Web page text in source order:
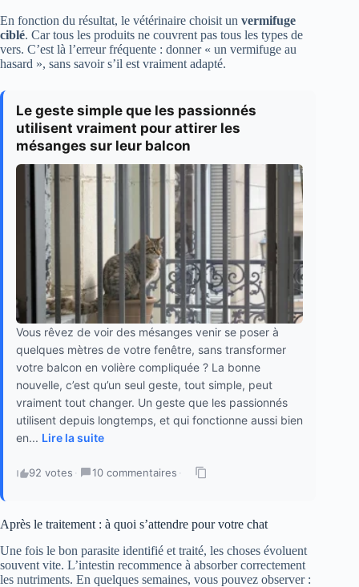
En fonction du résultat, le vétérinaire choisit un vermifuge
ciblé. Car tous les produits ne couvrent pas tous les types de
vers. C’est là l’erreur fréquente : donner « un vermifuge au
hasard », sans savoir s’il est vraiment adapté.
Le geste simple que les passionnés
utilisent vraiment pour attirer les
mésanges sur leur balcon
Vous rêvez de voir des mésanges venir se poser à
quelques mètres de votre fenêtre, sans transformer
votre balcon en volière compliquée ? La bonne
nouvelle, c’est qu’un seul geste, tout simple, peut
vraiment tout changer. Un geste que les passionnés
utilisent depuis longtemps, et qui fonctionne aussi bien
en... Lire la suite
92 votes · 10 commentaires ·
Après le traitement : à quoi s’attendre pour votre chat
Une fois le bon parasite identifié et traité, les choses évoluent
souvent vite. L’intestin recommence à absorber correctement
les nutriments. En quelques semaines, vous pouvez observer :